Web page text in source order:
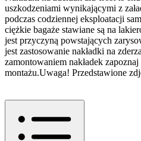
uszkodzeniami wynikającymi z
podczas codziennej eksploatacji
ciężkie bagaże stawiane są na
jest przyczyną powstających
jest zastosowanie nakładki na
zamontowaniem nakładek
montażu.Uwaga! Przedstawione